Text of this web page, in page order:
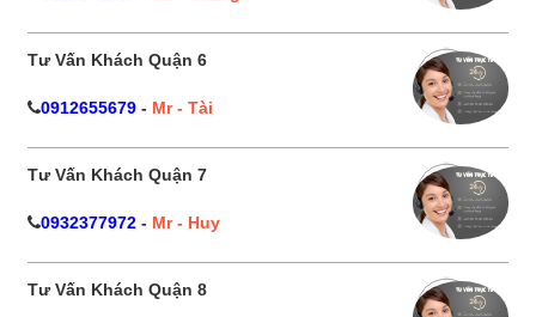
Tư Vấn Khách Quận 6
0912655679 - Mr - Tài
Tư Vấn Khách Quận 7
0932377972 - Mr - Huy
Tư Vấn Khách Quận 8